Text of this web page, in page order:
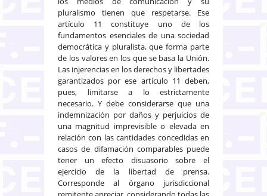
pluralismo tienen que respetarse. Ese
artículo 11 constituye uno de los
fundamentos esenciales de una sociedad
democrática y pluralista, que forma parte
de los valores en los que se basa la Unión.
Las injerencias en los derechos y libertades
garantizados por ese artículo 11 deben,
pues, limitarse a lo estrictamente
necesario. Y debe considerarse que una
indemnización por daños y perjuicios de
una magnitud imprevisible o elevada en
relación con las cantidades concedidas en
casos de difamación comparables puede
tener un efecto disuasorio sobre el
ejercicio de la libertad de prensa.
Corresponde al órgano jurisdiccional